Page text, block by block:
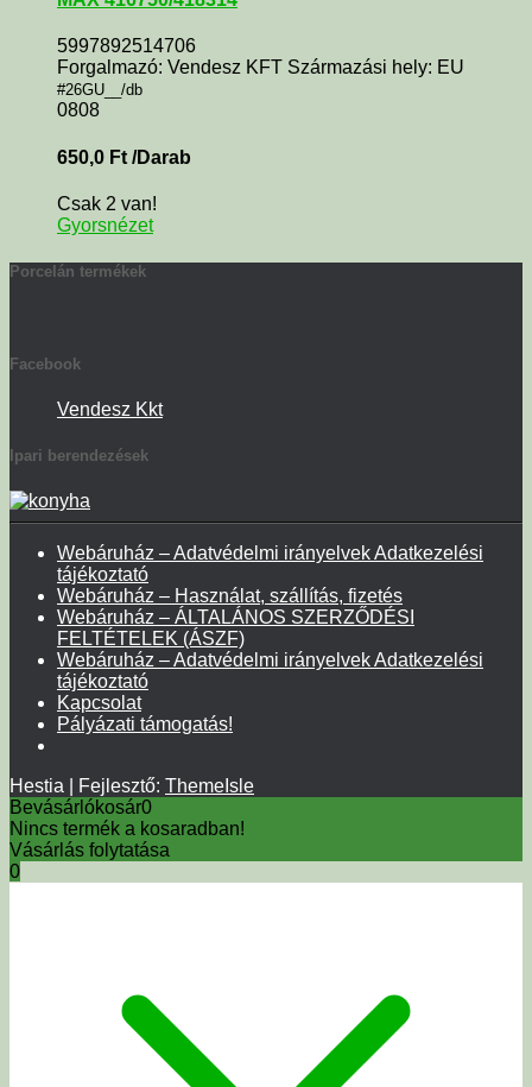
5997892514706
Forgalmazó: Vendesz KFT Származási hely: EU
#26GU__/db
0808
650,0 Ft /Darab
Csak 2 van!
Gyorsnézet
Porcelán termékek
Facebook
Vendesz Kkt
Ipari berendezések
Webáruház – Adatvédelmi irányelvek Adatkezelési
tájékoztató
Webáruház – Használat, szállítás, fizetés
Webáruház – ÁLTALÁNOS SZERZŐDÉSI
FELTÉTELEK (ÁSZF)
Webáruház – Adatvédelmi irányelvek Adatkezelési
tájékoztató
Kapcsolat
Pályázati támogatás!
Hestia | Fejlesztő: ThemeIsle
Bevásárlókosár0
Nincs termék a kosaradban!
Vásárlás folytatása
0